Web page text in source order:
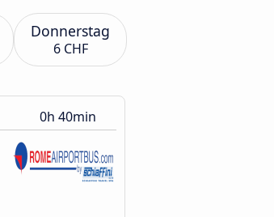
Donnerstag
6 CHF
0h 40min